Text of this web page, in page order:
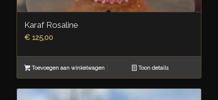
Karaf Rosaline
€125,00
Toevoegen aan winkelwagen Toon details